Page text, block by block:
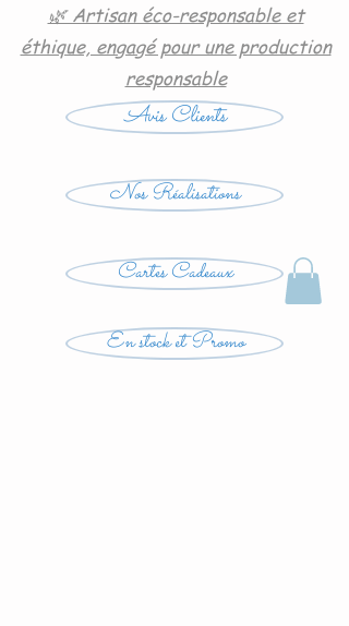
🌿 Artisan éco-responsable et
éthique, engagé pour une production
responsable
Avis Clients
Nos Réalisations
Cartes Cadeaux
En stock et Promo